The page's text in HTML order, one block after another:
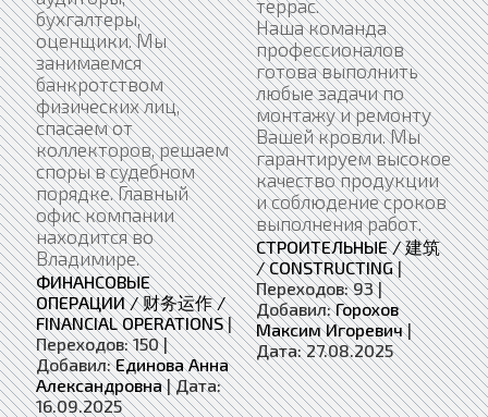
бухгалтеры,
оценщики. Мы
занимаемся
банкротством
физических лиц,
спасаем от
коллекторов, решаем
споры в судебном
порядке. Главный
офис компании
находится во
Владимире.
ФИНАНСОВЫЕ
ОПЕРАЦИИ / 财务运作 /
FINANCIAL OPERATIONS|
Переходов: 150 |
Добавил: Единова Анна
Александровна |Дата:
16.09.2025
террас.
Наша команда
профессионалов
готова выполнить
любые задачи по
монтажу и ремонту
Вашей кровли. Мы
гарантируем высокое
качество продукции
и соблюдение сроков
выполнения работ.
СТРОИТЕЛЬНЫЕ / 建筑
/ CONSTRUCTING|
Переходов: 93 |
Добавил: Горохов
Максим Игоревич |
Дата: 27.08.2025